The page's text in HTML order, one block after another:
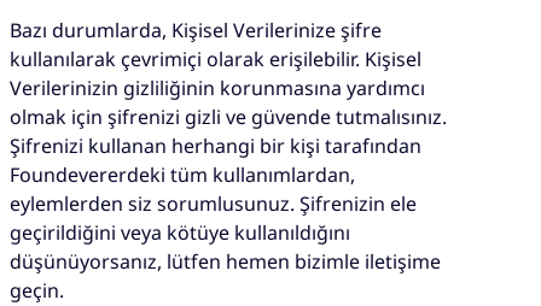
Bazı durumlarda, Kişisel Verilerinize şifre
kullanılarak çevrimiçi olarak erişilebilir. Kişisel
Verilerinizin gizliliğinin korunmasına yardımcı
olmak için şifrenizi gizli ve güvende tutmalısınız.
Şifrenizi kullanan herhangi bir kişi tarafından
Foundevererdeki tüm kullanımlardan,
eylemlerden siz sorumlusunuz. Şifrenizin ele
geçirildiğini veya kötüye kullanıldığını
düşünüyorsanız, lütfen hemen bizimle iletişime
geçin.